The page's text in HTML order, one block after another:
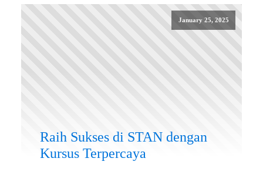
January 25, 2025
Raih Sukses di STAN dengan
Kursus Terpercaya